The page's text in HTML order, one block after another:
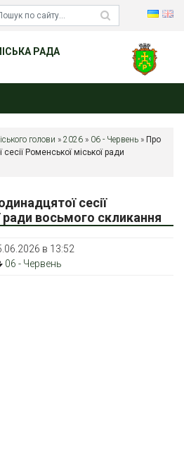
РАДА
голови » 2026 » 06 - Червень » Про
Роменської міської ради
сесії
ради восьмого скликання
в 13:52
06 - Червень